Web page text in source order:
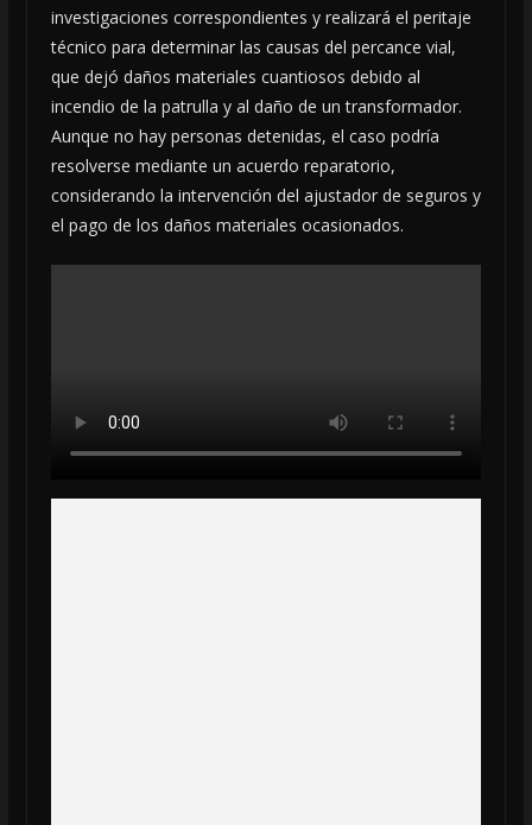
investigaciones correspondientes y realizará el peritaje
técnico para determinar las causas del percance vial,
que dejó daños materiales cuantiosos debido al
incendio de la patrulla y al daño de un transformador.
Aunque no hay personas detenidas, el caso podría
resolverse mediante un acuerdo reparatorio,
considerando la intervención del ajustador de seguros y
el pago de los daños materiales ocasionados.